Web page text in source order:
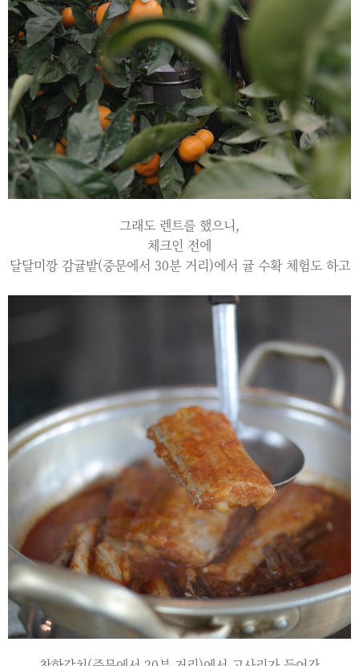
그래도 렌트를 했으니,
체크인 전에
달달미깡 감귤밭(중문에서 30분 거리)에서 귤 수확 체험도 하고